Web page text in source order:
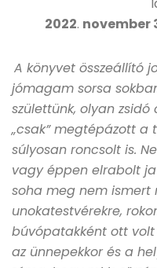
2022. november
A könyvet összeállító
jómagam sorsa
születtünk, olyan
„csak” megtépázott
súlyosan roncsolt is.
vagy éppen elrabolt
soha meg nem ismert
unokatestvérekre,
búvópatakként ott volt
az ünnepekkor és a